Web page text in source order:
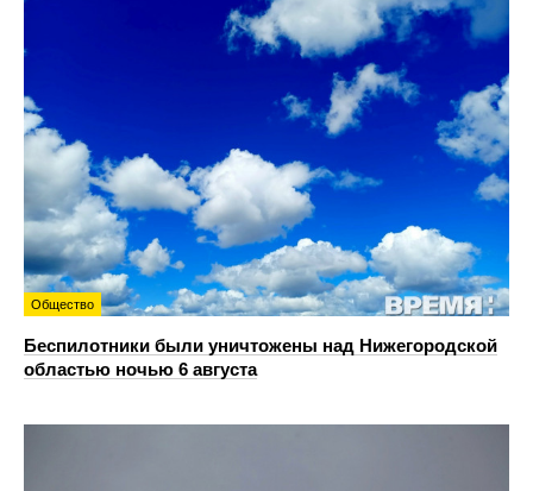
Общество
Беспилотники были уничтожены над Нижегородской
областью ночью 6 августа